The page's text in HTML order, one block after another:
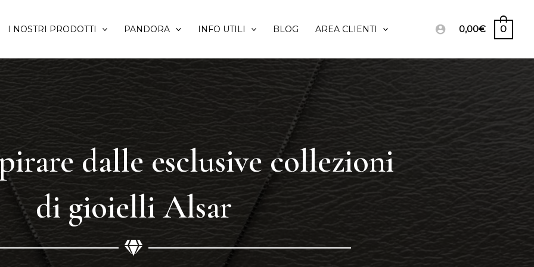
I NOSTRI PRODOTTI PANDORA INFO UTILI BLOG AREA CLIENTI 0,00€ 0
dalle esclusive collezioni
di gioielli Alsar